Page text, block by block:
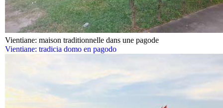
Vientiane: maison traditionnelle dans une pagode
Vientiane: tradicia domo en pagodo